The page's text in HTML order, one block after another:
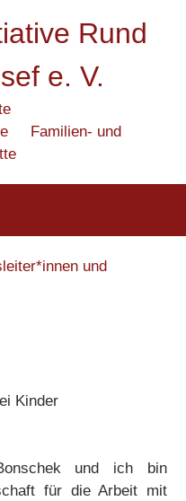
Rund
e. V.
Familien- und
und
Kinder
und ich bin
für die Arbeit mit